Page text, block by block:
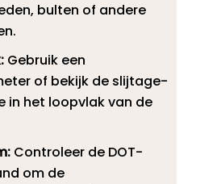
bulten of andere
Gebruik een
of bekijk de slijtage-
in het loopvlak van de
Controleer de DOT-
om de